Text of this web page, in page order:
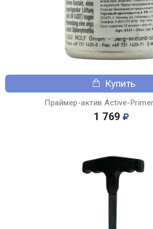
Купить
Праймер-актив Active-
1 769